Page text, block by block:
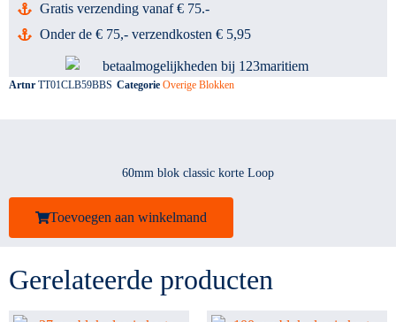
Gratis verzending vanaf € 75.-
Onder de € 75,- verzendkosten € 5,95
Artnr TT01CLB59BBS Categorie Overige Blokken
60mm blok classic korte Loop
Toevoegen aan winkelmand
Gerelateerde producten